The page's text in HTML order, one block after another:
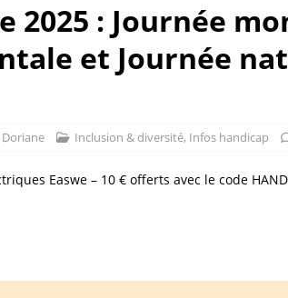
2025 : Journée
et Journée
Doriane Inclusion & diversité, Infos handicap
Easwe – 10 € offerts avec le code